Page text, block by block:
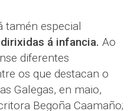
tamén especial
á infancia. Ao
diferentes
os que destacan o
Galegas, en maio,
Begoña Caamaño;